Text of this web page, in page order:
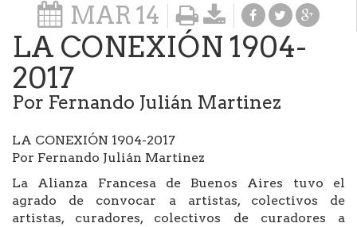
MAR14
LA CONEXIÓN 1904-
2017
Por Fernando Julián Martinez
LA CONEXIÓN 1904-2017
Por Fernando Julián Martinez
La Alianza Francesa de Buenos Aires tuvo el
agrado de convocar a artistas, colectivos de
artistas, curadores, colectivos de curadores a